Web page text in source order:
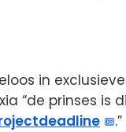
in
“de prinses is
.”